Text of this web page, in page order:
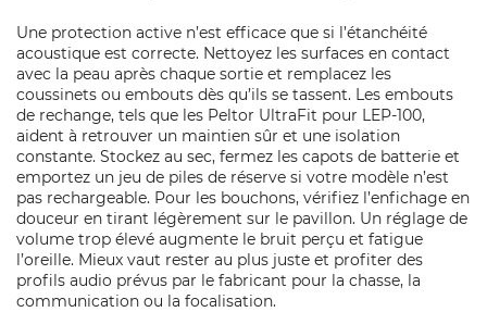
Une protection active n’est efficace que si l’étanchéité
acoustique est correcte. Nettoyez les surfaces en contact
avec la peau après chaque sortie et remplacez les
coussinets ou embouts dès qu’ils se tassent. Les embouts
de rechange, tels que les Peltor UltraFit pour LEP-100,
aident à retrouver un maintien sûr et une isolation
constante. Stockez au sec, fermez les capots de batterie et
emportez un jeu de piles de réserve si votre modèle n’est
pas rechargeable. Pour les bouchons, vérifiez l’enfichage en
douceur en tirant légèrement sur le pavillon. Un réglage de
volume trop élevé augmente le bruit perçu et fatigue
l’oreille. Mieux vaut rester au plus juste et profiter des
profils audio prévus par le fabricant pour la chasse, la
communication ou la focalisation.